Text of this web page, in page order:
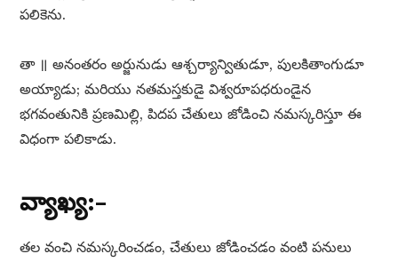
పలికెను.
తా ॥ అనంతరం అర్జునుడు ఆశ్చర్యాన్వితుడూ, పులకితాంగుడూ
అయ్యాడు; మరియు నతమస్తకుడై విశ్వరూపధరుండైన
భగవంతునికి ప్రణమిల్లి, పిదప చేతులు జోడించి నమస్కరిస్తూ ఈ
విధంగా పలికాడు.
వ్యాఖ్య:–
తల వంచి నమస్కరించడం, చేతులు జోడించడం వంటి పనులు